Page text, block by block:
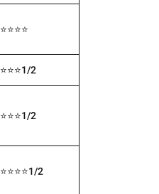
⭐⭐⭐⭐
⭐⭐⭐1/2
⭐⭐⭐1/2
⭐⭐⭐⭐1/2